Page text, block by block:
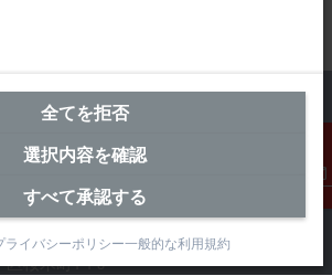
ション株式会社
桜木町1-1-8
全てを拒否
選択内容を確認
すべて承認する
ライバシーポリシー一般的な利用規約